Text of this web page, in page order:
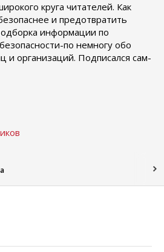
круга читателей. Как
и предотвратить
информации по
по немногу обо
и организаций. Подписался сам-